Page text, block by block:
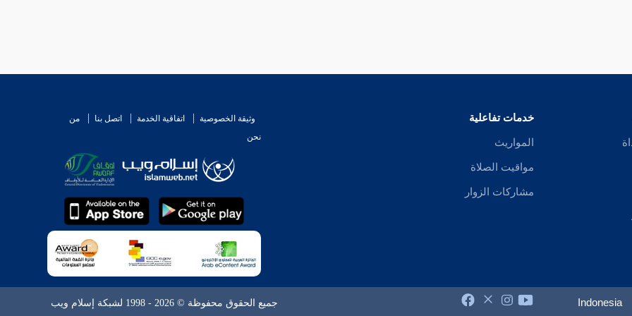
خدمات تفاعلية
المواريث
مواقيت الصلاة
مشاركات الزوار
وثيقة الخصوصية اتفاقية الخدمة اتصل بنا
من
نحن
Indonesia جميع الحقوق محفوظة © 2026 - 1998 لشبكة إسلام ويب